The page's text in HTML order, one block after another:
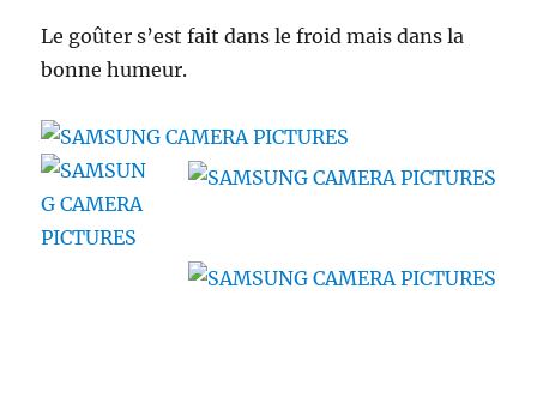
Le goûter s’est fait dans le froid mais dans la
bonne humeur.